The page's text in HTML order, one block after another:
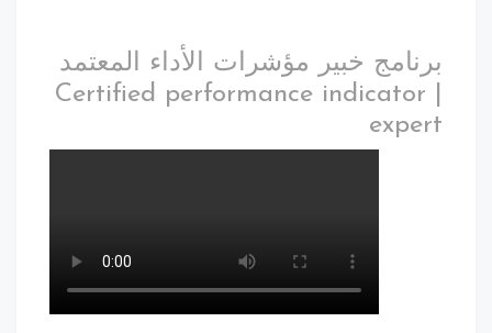
برنامج خبير مؤشرات الأداء المعتمد
| Certified performance indicator
expert